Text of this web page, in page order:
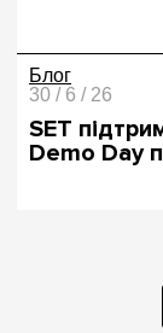
Блог
30 / 6 / 26
SET
Demo Day